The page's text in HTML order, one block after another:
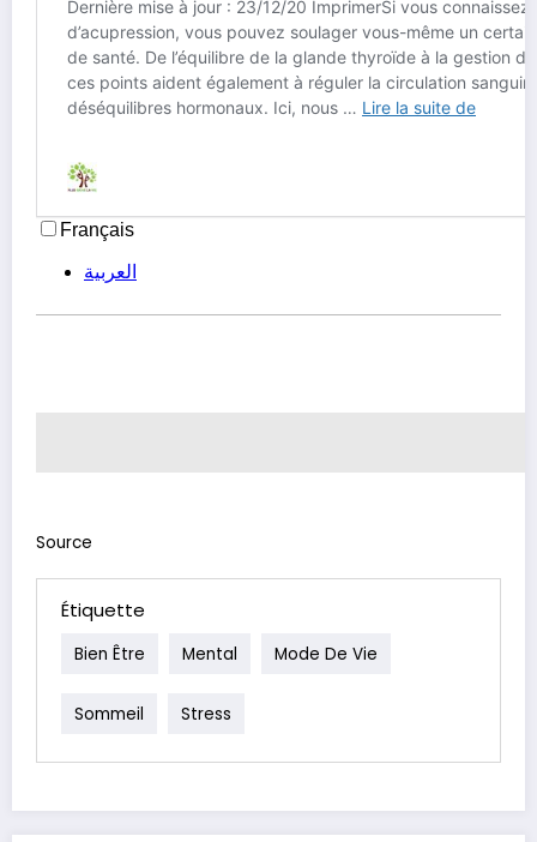
Source
Étiquette
Bien Être Mental Mode De Vie
Sommeil Stress